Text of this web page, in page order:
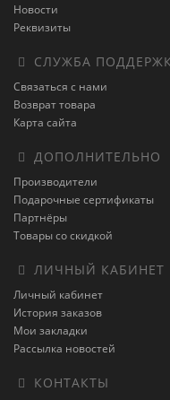
Новости
Реквизиты
СЛУЖБА
Связаться с нами
Возврат товара
Карта сайта
ДОПОЛНИТЕЛЬНО
Производители
Подарочные сертификаты
Партнёры
Товары со скидкой
ЛИЧНЫЙ КАБИНЕТ
Личный кабинет
История заказов
Мои закладки
Рассылка новостей
КОНТАКТЫ